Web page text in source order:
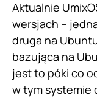
Aktualnie
wersjach –
druga na
bazująca na
jest to póki co
w tym systemie